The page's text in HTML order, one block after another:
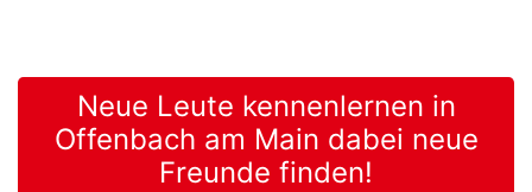
Neue Leute kennenlernen in
Offenbach am Main dabei neue
Freunde finden!